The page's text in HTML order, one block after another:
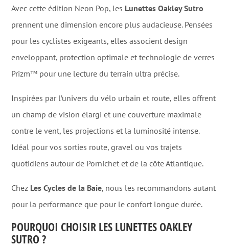
Avec cette édition Neon Pop, les Lunettes Oakley Sutro
prennent une dimension encore plus audacieuse. Pensées
pour les cyclistes exigeants, elles associent design
enveloppant, protection optimale et technologie de verres
Prizm™ pour une lecture du terrain ultra précise.
Inspirées par l’univers du vélo urbain et route, elles offrent
un champ de vision élargi et une couverture maximale
contre le vent, les projections et la luminosité intense.
Idéal pour vos sorties route, gravel ou vos trajets
quotidiens autour de Pornichet et de la côte Atlantique.
Chez Les Cycles de la Baie, nous les recommandons autant
pour la performance que pour le confort longue durée.
POURQUOI CHOISIR LES LUNETTES OAKLEY
SUTRO ?